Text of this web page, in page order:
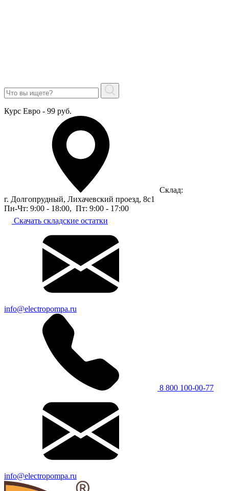
Курс Евро - 99 руб.
Склад:
г. Долгопрудный, Лихачевский проезд, 8c1
Пн-Чт: 9:00 - 18:00, Пт: 9:00 - 17:00
Скачать складские остатки
info@electropompa.ru
8 800 100-00-77
info@electropompa.ru